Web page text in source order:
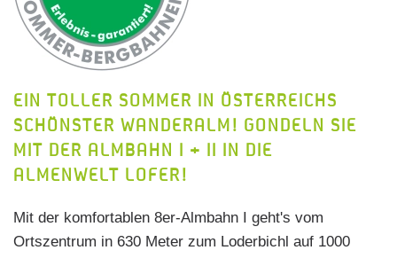
EIN TOLLER SOMMER IN ÖSTERREICHS
SCHÖNSTER WANDERALM! GONDELN SIE
MIT DER ALMBAHN I + II IN DIE
ALMENWELT LOFER!
Mit der komfortablen 8er-Almbahn I geht's vom
Ortszentrum in 630 Meter zum Loderbichl auf 1000